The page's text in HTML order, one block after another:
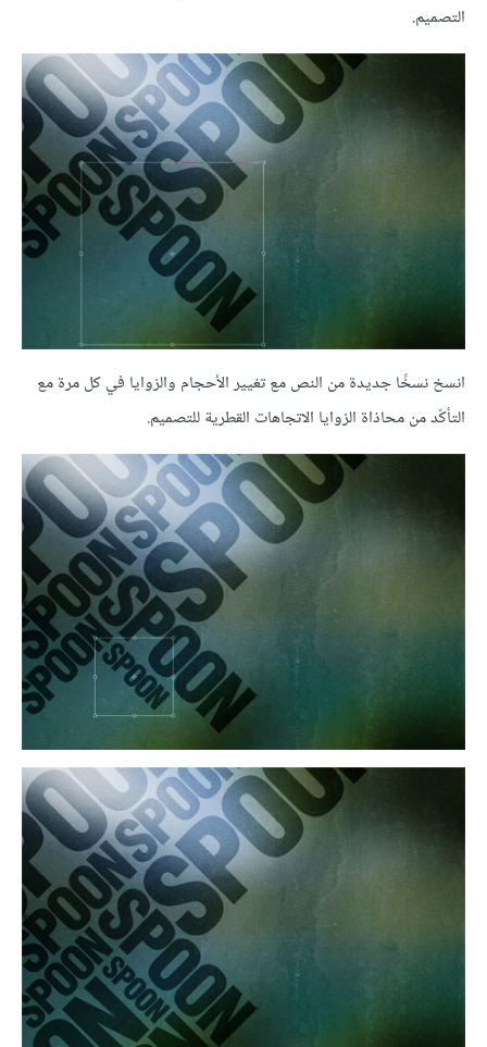
التصميم.
انسخ نسخًا جديدة من النص مع تغيير الأحجام والزوايا في كل مرة مع
التأكّد من محاذاة الزوايا الاتجاهات القطرية للتصميم.